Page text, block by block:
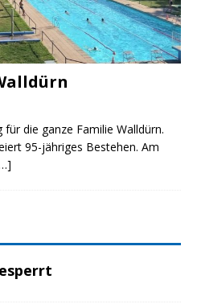
die ganze Familie Walldürn.
95-jähriges Bestehen. Am